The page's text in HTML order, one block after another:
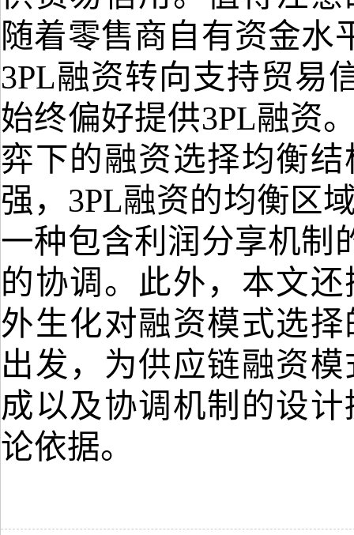
随着零售商自有资金水
3PL融资转向支持贸易
始终偏好提供3PL融资
弈下的融资选择均衡
强，3PL融资的均衡区
一种包含利润分享机制
的协调。此外，本文
外生化对融资模式选
出发，为供应链融资
成以及协调机制的设
论依据。